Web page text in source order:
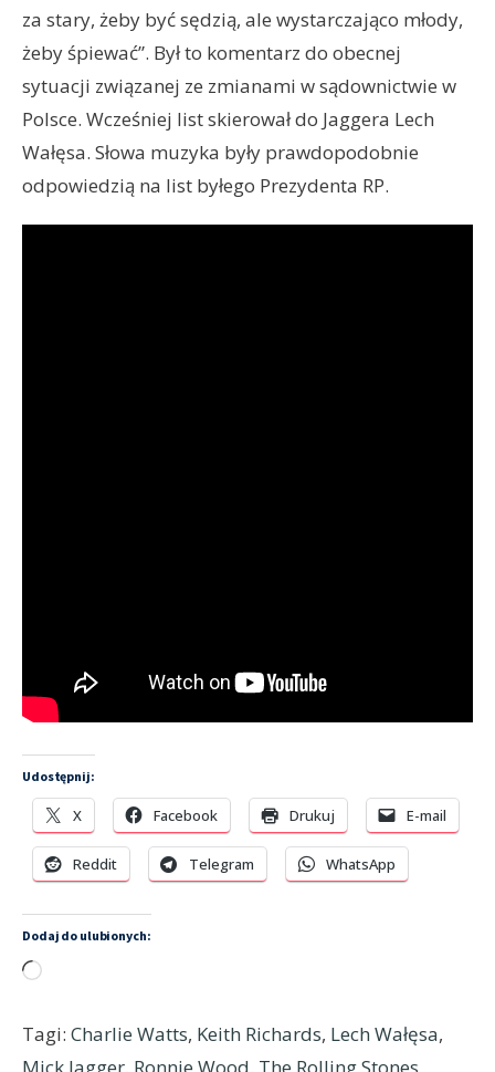
za stary, żeby być sędzią, ale wystarczająco młody,
żeby śpiewać”. Był to komentarz do obecnej
sytuacji związanej ze zmianami w sądownictwie w
Polsce. Wcześniej list skierował do Jaggera Lech
Wałęsa. Słowa muzyka były prawdopodobnie
odpowiedzią na list byłego Prezydenta RP.
Udostępnij:
X Facebook Drukuj E-mail
Reddit Telegram WhatsApp
Dodaj do ulubionych:
Wczytywanie…
Tagi: Charlie Watts, Keith Richards, Lech Wałęsa,
Mick Jagger, Ronnie Wood, The Rolling Stones